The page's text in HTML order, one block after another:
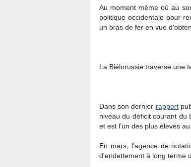
Au moment même où au
politique occidentale pour
un bras de fer en vue
La Biélorussie traverse une
Dans son dernier rapport
niveau du déficit courant du
et est l'un des plus élevés au
En mars, l'agence de
d'endettement à long terme